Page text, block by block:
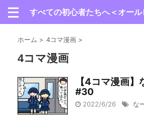
すべての初心者たちへ＜オール
ホーム > 4コマ漫画 >
4コマ漫画
【4コマ漫画
#30
2022/6/26 な